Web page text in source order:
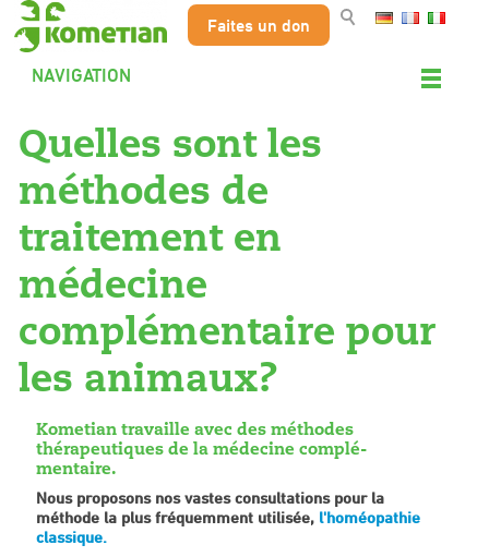
Faites un don
NAVIGATION
Quelles sont les
méthodes de
traitement en
médecine
complémentaire pour
les animaux?
Kometian travaille avec des méthodes
thérapeutiques de la médecine complé-
mentaire.
Nous proposons nos vastes consultations pour la
méthode la plus fréquemment utilisée, l'homéopathie
classique.